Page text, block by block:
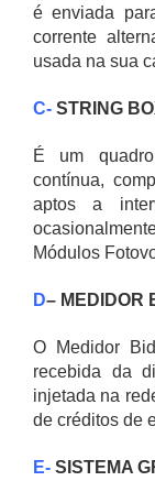
é enviada
corrente
usada na sua
C- STRING
É um
contínua,
aptos a
Módulos
D– MEDIDOR
O Medidor
recebida da
injetada na
de créditos de
E- SISTEMA